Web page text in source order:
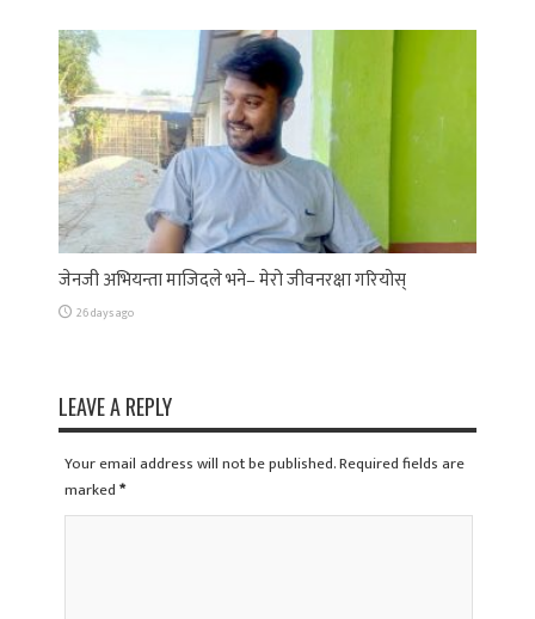
जेनजी अभियन्ता माजिदले भने– मेरो जीवनरक्षा गरियोस्
26 days ago
LEAVE A REPLY
Your email address will not be published. Required fields are
marked*